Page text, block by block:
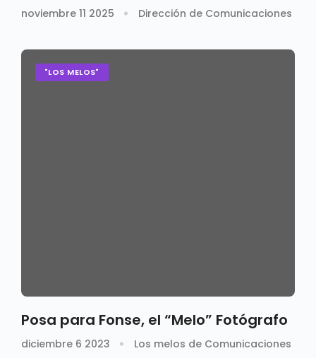
noviembre 11 2025 Dirección de Comunicaciones
"LOS MELOS"
Posa para Fonse, el “Melo” Fotógrafo
diciembre 6 2023 Los melos de Comunicaciones